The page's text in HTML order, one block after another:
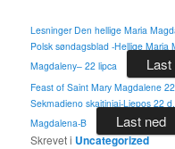
Lesninger Den hellige Maria
Polsk søndagsblad -Hellige
Magdaleny– 22 lipca
Last
Feast of Saint Mary Magdalene
Sekmadieno skaitiniai-Liepos 22
Magdalena-B
Last ned
Skrevet i Uncategorized